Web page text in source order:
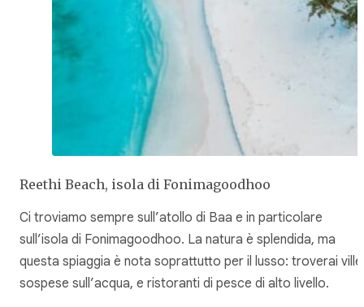
Reethi Beach, isola di Fonimagoodhoo
Ci troviamo sempre sull’atollo di Baa e in particolare
sull’isola di Fonimagoodhoo. La natura è splendida, ma
questa spiaggia è nota soprattutto per il lusso: troverai ville
sospese sull’acqua, e ristoranti di pesce di alto livello.